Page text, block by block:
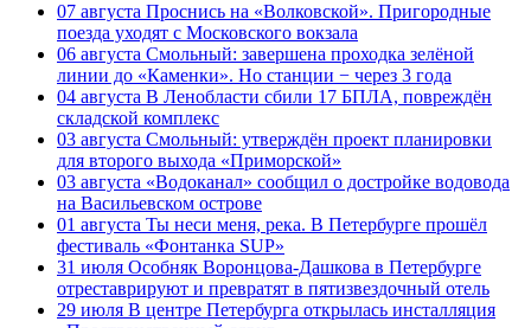
07 августа Проснись на «Волковской». Пригородные
поезда уходят с Московского вокзала
06 августа Смольный: завершена проходка зелёной
линии до «Каменки». Но станции − через 3 года
04 августа В Ленобласти сбили 17 БПЛА, повреждён
складской комплекс
03 августа Смольный: утверждён проект планировки
для второго выхода «Приморской»
03 августа «Водоканал» сообщил о достройке водовода
на Васильевском острове
01 августа Ты неси меня, река. В Петербурге прошёл
фестиваль «Фонтанка SUP»
31 июля Особняк Воронцова-Дашкова в Петербурге
отреставрируют и превратят в пятизвездочный отель
29 июля В центре Петербурга открылась инсталляция